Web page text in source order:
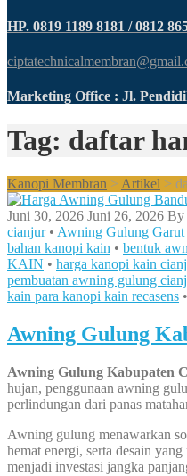
HP. 0819 1189 8181 / 0812
Marketing Office : Jl.
Tag: daftar
Kanopi Membran > Artikel >
Juni 30, 2026 Juni 26, 2026 By
cianjur• Awning Gulung Garut
bahan kanopi kain • bentuk
KAIN • harga kanopi kain
pembuatan awning gulung
kain para kanopi kain recasens •
Awning Gulung
Awning Gulung Kabupaten
hujan, penggunaan awning
perlindungan dari panas
Awning gulung menawarkan
hemat energi, serta desain
menjadi investasi jangka